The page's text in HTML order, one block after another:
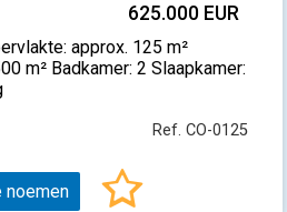
625.000 EUR
approx. 125 m²
m² Badkamer: 2 Slaapkamer:
Ref. CO-0125
noemen